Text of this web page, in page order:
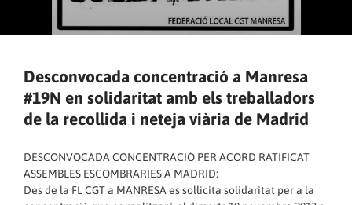
Desconvocada concentració a Manresa
#19N en solidaritat amb els treballadors
de la recollida i neteja viària de Madrid
DESCONVOCADA CONCENTRACIÓ PER ACORD RATIFICAT
ASSEMBLES ESCOMBRARIES A MADRID:
Des de la FL CGT a MANRESA es sol·licita solidaritat per a la